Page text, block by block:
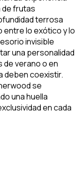
frutas
terrosa
entre lo exótico y lo
invisible
una personalidad
de verano o en
deben coexistir.
se
una huella
en cada